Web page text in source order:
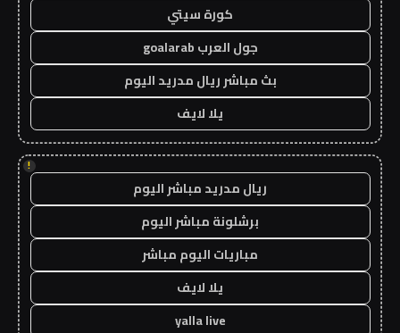
كورة سيتي
جول العرب goalarab
بث مباشر ريال مدريد اليوم
يلا لايف
!
ريال مدريد مباشر اليوم
برشلونة مباشر اليوم
مباريات اليوم مباشر
يلا لايف
yalla live